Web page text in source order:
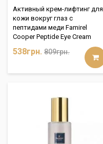
Активный крем-лифтинг для
кожи вокруг глаз с
пептидами меди Famirel
Cooper Peptide Eye Cream
538грн. 809грн.